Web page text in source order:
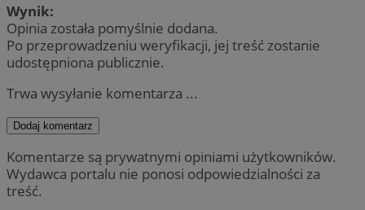
Wynik:
Opinia została pomyślnie dodana.
Po przeprowadzeniu weryfikacji, jej treść zostanie
udostępniona publicznie.
Trwa wysyłanie komentarza ...
Dodaj komentarz
Komentarze są prywatnymi opiniami użytkowników.
Wydawca portalu nie ponosi odpowiedzialności za
treść.